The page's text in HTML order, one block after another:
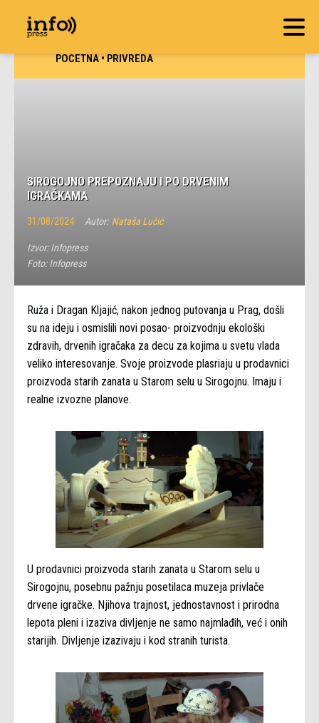
POČETNA•PRIVREDA
SIROGOJNO PREPOZNAJU I PO DRVENIM
IGRAČKAMA
31/08/2024 Autor: Nataša Lučić
Izvor:Infopress
Foto:Infopress
Ruža i Dragan Kljajić, nakon jednog putovanja u Prag, došli
su na ideju i osmislili novi posao- proizvodnju ekološki
zdravih, drvenih igračaka za decu za kojima u svetu vlada
veliko interesovanje. Svoje proizvode plasriaju u prodavnici
proizvoda starih zanata u Starom selu u Sirogojnu. Imaju i
realne izvozne planove.
U prodavnici proizvoda starih zanata u Starom selu u
Sirogojnu, posebnu pažnju posetilaca muzeja privlače
drvene igračke. Njihova trajnost, jednostavnost i prirodna
lepota pleni i izaziva divljenje ne samo najmlađih, već i onih
starijih. Divljenje izazivaju i kod stranih turista.